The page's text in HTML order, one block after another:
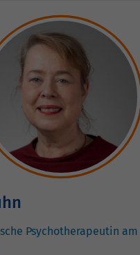
Psychotherapeutin am